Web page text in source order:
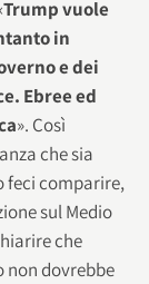
Trump vuole
in
e dei
Ebree ed
». Così
che sia
feci comparire,
sul Medio
che
non dovrebbe